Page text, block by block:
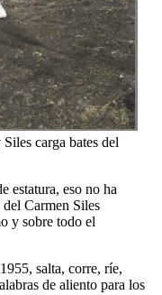
carga bates del
estatura, eso no ha
Carmen Siles
y sobre todo el
salta, corre, ríe,
de aliento para los